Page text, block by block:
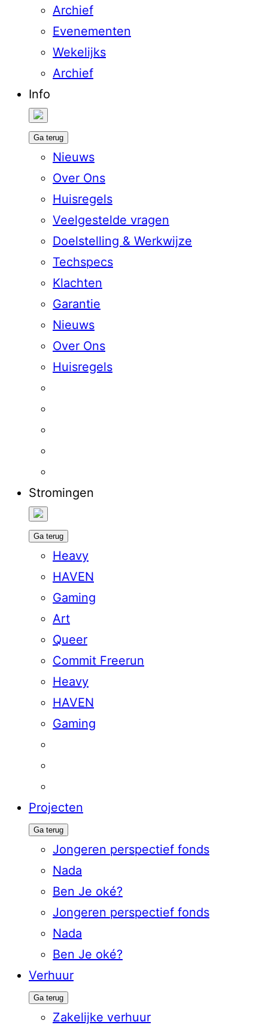
Archief
Evenementen
Wekelijks
Archief
Info
Ga terug
Nieuws
Over Ons
Huisregels
Veelgestelde vragen
Doelstelling & Werkwijze
Techspecs
Klachten
Garantie
Nieuws
Over Ons
Huisregels
Stromingen
Ga terug
Heavy
HAVEN
Gaming
Art
Queer
Commit Freerun
Heavy
HAVEN
Gaming
Projecten
Ga terug
Jongeren perspectief fonds
Nada
Ben Je oké?
Jongeren perspectief fonds
Nada
Ben Je oké?
Verhuur
Ga terug
Zakelijke verhuur